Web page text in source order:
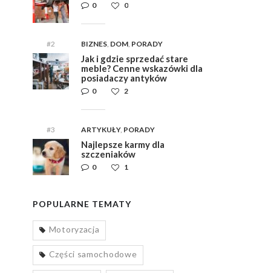
0
0
#2 BIZNES, DOM, PORADY
Jak i gdzie sprzedać stare
meble? Cenne wskazówki dla
posiadaczy antyków
2
0
#3 ARTYKUŁY, PORADY
Najlepsze karmy dla
szczeniaków
1
0
POPULARNE TEMATY
Motoryzacja
Części samochodowe